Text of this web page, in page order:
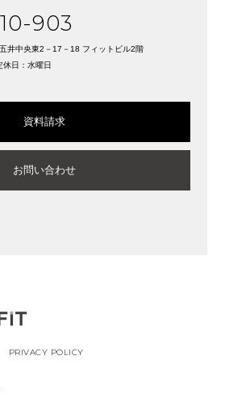
903
井中央東2－17－18 フィットビル2階
日：水曜日
資料請求
お問い合わせ
PRIVACY POLICY